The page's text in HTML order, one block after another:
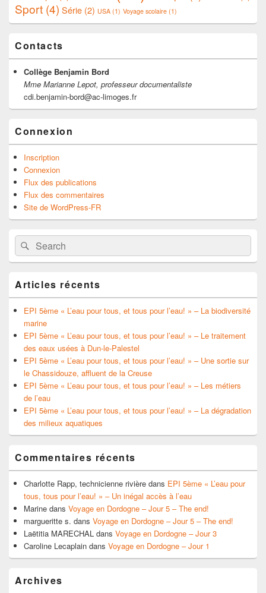
Sport (4) Série (2) USA (1) Voyage scolaire (1)
Contacts
Collège Benjamin Bord
Mme Marianne Lepot, professeur documentaliste
cdi.benjamin-bord@ac-limoges.fr
Connexion
Inscription
Connexion
Flux des publications
Flux des commentaires
Site de WordPress-FR
Search
for:
Search
Articles récents
EPI 5ème « L’eau pour tous, et tous pour l’eau! » – La biodiversité
marine
EPI 5ème « L’eau pour tous, et tous pour l’eau! » – Le traitement
des eaux usées à Dun-le-Palestel
EPI 5ème « L’eau pour tous, et tous pour l’eau! » – Une sortie sur
le Chassidouze, affluent de la Creuse
EPI 5ème « L’eau pour tous, et tous pour l’eau! » – Les métiers
de l’eau
EPI 5ème « L’eau pour tous, et tous pour l’eau! » – La dégradation
des milieux aquatiques
Commentaires récents
Charlotte Rapp, technicienne rivière dans EPI 5ème « L’eau pour
tous, tous pour l’eau! » – Un inégal accès à l’eau
Marine dans Voyage en Dordogne – Jour 5 – The end!
margueritte s. dans Voyage en Dordogne – Jour 5 – The end!
Laëtitia MARECHAL dans Voyage en Dordogne – Jour 3
Caroline Lecaplain dans Voyage en Dordogne – Jour 1
Archives